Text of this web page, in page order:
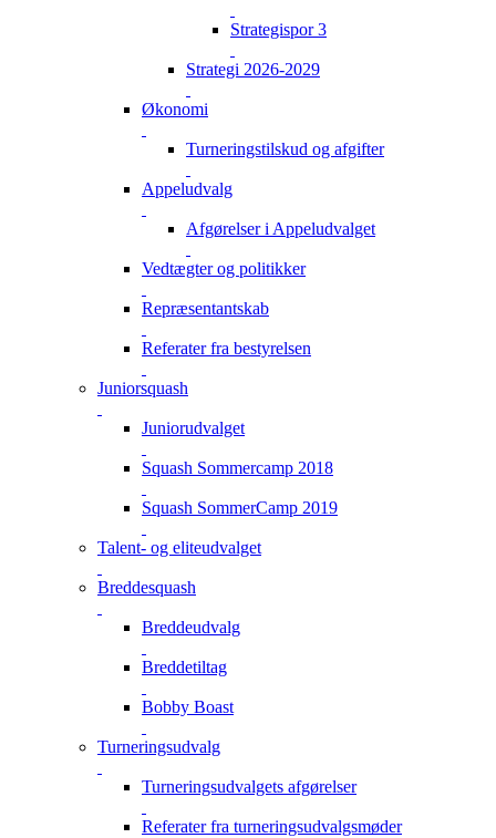
Strategispor 3
Strategi 2026-2029
Økonomi
Turneringstilskud og afgifter
Appeludvalg
Afgørelser i Appeludvalget
Vedtægter og politikker
Repræsentantskab
Referater fra bestyrelsen
Juniorsquash
Juniorudvalget
Squash Sommercamp 2018
Squash SommerCamp 2019
Talent- og eliteudvalget
Breddesquash
Breddeudvalg
Breddetiltag
Bobby Boast
Turneringsudvalg
Turneringsudvalgets afgørelser
Referater fra turneringsudvalgsmøder